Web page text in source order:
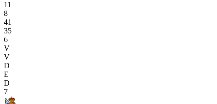
11
8
41
35
6
V
V
D
E
D
7